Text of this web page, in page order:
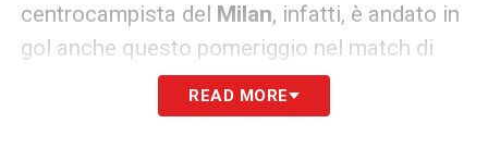
centrocampista del Milan, infatti, è andato in
gol anche questo pomeriggio nel match di
qualificazione alla prossima Coppa d’Africa
Costa d’Avorioe l’Etiopia
READ MORE